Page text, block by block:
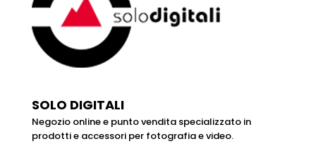
SOLO DIGITALI
Negozio online e punto vendita specializzato in
prodotti e accessori per fotografia e video.